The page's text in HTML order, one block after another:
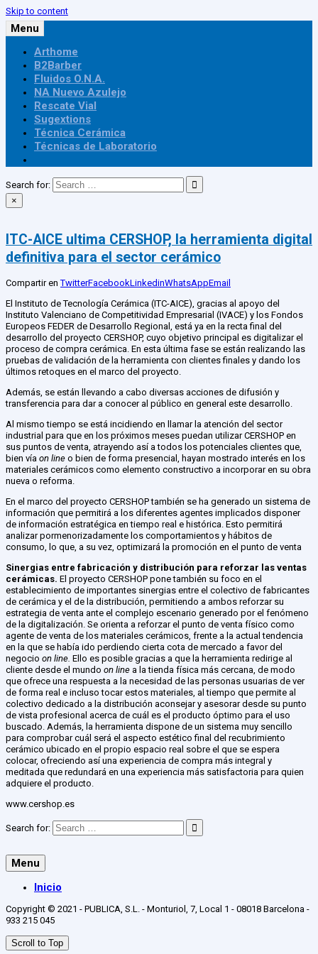
Skip to content
Publica
Menu
Arthome
B2Barber
Fluidos O.N.A.
NA Nuevo Azulejo
Rescate Vial
Sugextions
Técnica Cerámica
Técnicas de Laboratorio
Search for:
×
ITC-AICE ultima CERSHOP, la herramienta digital
definitiva para el sector cerámico
Compartir enTwitterFacebookLinkedinWhatsAppEmail
El Instituto de Tecnología Cerámica (ITC-AICE), gracias al apoyo del
Instituto Valenciano de Competitividad Empresarial (IVACE) y los Fondos
Europeos FEDER de Desarrollo Regional, está ya en la recta final del
desarrollo del proyecto CERSHOP, cuyo objetivo principal es digitalizar el
proceso de compra cerámica. En esta última fase se están realizando las
pruebas de validación de la herramienta con clientes finales y dando los
últimos retoques en el marco del proyecto.
Además, se están llevando a cabo diversas acciones de difusión y
transferencia para dar a conocer al público en general este desarrollo.
Al mismo tiempo se está incidiendo en llamar la atención del sector
industrial para que en los próximos meses puedan utilizar CERSHOP en
sus puntos de venta, atrayendo así a todos los potenciales clientes que,
bien vía on line o bien de forma presencial, hayan mostrado interés en los
materiales cerámicos como elemento constructivo a incorporar en su obra
nueva o reforma.
En el marco del proyecto CERSHOP también se ha generado un sistema de
información que permitirá a los diferentes agentes implicados disponer
de información estratégica en tiempo real e histórica. Esto permitirá
analizar pormenorizadamente los comportamientos y hábitos de
consumo, lo que, a su vez, optimizará la promoción en el punto de venta
Sinergias entre fabricación y distribución para reforzar las ventas
cerámicas. El proyecto CERSHOP pone también su foco en el
establecimiento de importantes sinergias entre el colectivo de fabricantes
de cerámica y el de la distribución, permitiendo a ambos reforzar su
estrategia de venta ante el complejo escenario generado por el fenómeno
de la digitalización. Se orienta a reforzar el punto de venta físico como
agente de venta de los materiales cerámicos, frente a la actual tendencia
en la que se había ido perdiendo cierta cota de mercado a favor del
negocio on line. Ello es posible gracias a que la herramienta redirige al
cliente desde el mundo on line a la tienda física más cercana, de modo
que ofrece una respuesta a la necesidad de las personas usuarias de ver
de forma real e incluso tocar estos materiales, al tiempo que permite al
colectivo dedicado a la distribución aconsejar y asesorar desde su punto
de vista profesional acerca de cuál es el producto óptimo para el uso
buscado. Además, la herramienta dispone de un sistema muy sencillo
para comprobar cuál será el aspecto estético final del recubrimiento
cerámico ubicado en el propio espacio real sobre el que se espera
colocar, ofreciendo así una experiencia de compra más integral y
meditada que redundará en una experiencia más satisfactoria para quien
adquiere el producto.
www.cershop.es
Search for:
Menu
Inicio
Copyright © 2021 - PUBLICA, S.L. - Monturiol, 7, Local 1 - 08018 Barcelona -
933 215 045
Scroll to Top